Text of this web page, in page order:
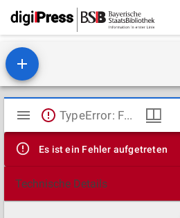
Mirador
Viewer
TypeError: Failed to fetch
Es ist ein Fehler aufgetreten
Technische Details